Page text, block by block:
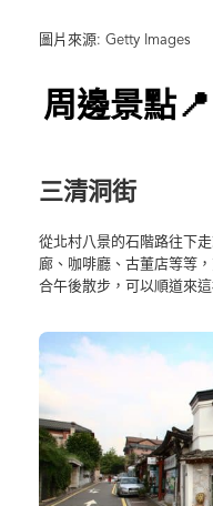
圖片來源: Getty Images
周邊景點📍
三清洞街
從北村八景的石階路往下
廊、咖啡廳、古董店等等
合午後散步，可以順道來